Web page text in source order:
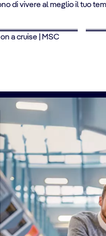
di vivere al meglio il tuo
-
Vola e Vai alle
I Pacchetti Vola e Vai ti
tranquille e le spiagge dei